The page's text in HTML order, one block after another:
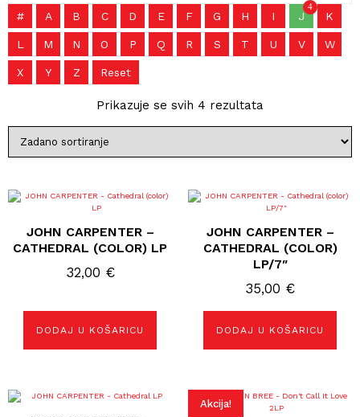
# A B C D E F G H I J
4
K
L M N O P Q R S T U V W
X Y Z Reset
Prikazuje se svih 4 rezultata
JOHN CARPENTER –
CATHEDRAL (COLOR) LP
32,00 €
DODAJ U KOŠARICU
JOHN CARPENTER –
CATHEDRAL (COLOR)
LP/7″
35,00 €
DODAJ U KOŠARICU
Akcija!